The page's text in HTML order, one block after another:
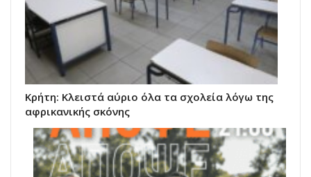
Κρήτη: Κλειστά αύριο όλα τα σχολεία λόγω της
αφρικανικής σκόνης